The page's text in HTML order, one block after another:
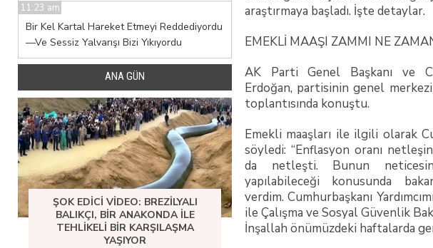
araştırmaya başladı. İşte detaylar.
EMEKLİ MAAŞI ZAMMI NE
AK Parti Genel Başkanı ve
Erdoğan, partisinin genel
toplantısında konuştu.
Emekli maaşları ile ilgili olarak
söyledi: “Enflasyon oranı
da netleşti. Bunun
yapılabileceği konusunda
verdim. Cumhurbaşkanı
ile Çalışma ve Sosyal Güvenlik
İnşallah önümüzdeki haftalarda
11:23 am
Bir Kel Kartal Hareket Etmeyi Reddediyordu
—Ve Sessiz Yalvarışı Bizi Yıkıyordu
ANA GÜN
ŞOK EDICI VIDEO: BREZILYALI
BALIKÇI, BIR ANAKONDA ILE
TEHLIKELI BIR KARŞILAŞMA
YAŞIYOR